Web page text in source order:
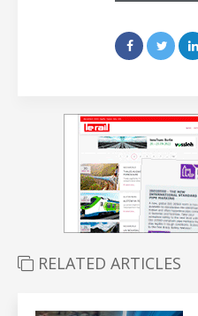
RELATED ARTICLES